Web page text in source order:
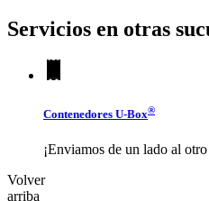
Servicios en otras
Contenedores U-Box®
¡Enviamos de un lado al
Volver
arriba